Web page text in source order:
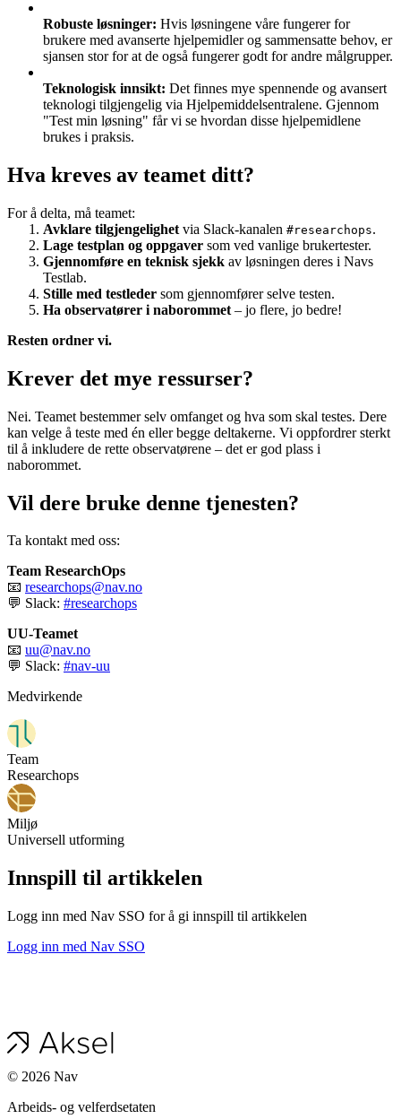
Robuste løsninger: Hvis løsningene våre fungerer for
brukere med avanserte hjelpemidler og sammensatte behov, er
sjansen stor for at de også fungerer godt for andre målgrupper.
Teknologisk innsikt: Det finnes mye spennende og avansert
teknologi tilgjengelig via Hjelpemiddelsentralene. Gjennom
"Test min løsning" får vi se hvordan disse hjelpemidlene
brukes i praksis.
Hva kreves av teamet ditt?
For å delta, må teamet:
Avklare tilgjengelighet via Slack-kanalen #researchops.
Lage testplan og oppgaver som ved vanlige brukertester.
Gjennomføre en teknisk sjekk av løsningen deres i Navs
Testlab.
Stille med testleder som gjennomfører selve testen.
Ha observatører i naborommet – jo flere, jo bedre!
Resten ordner vi.
Krever det mye ressurser?
Nei. Teamet bestemmer selv omfanget og hva som skal testes. Dere
kan velge å teste med én eller begge deltakerne. Vi oppfordrer sterkt
til å inkludere de rette observatørene – det er god plass i
naborommet.
Vil dere bruke denne tjenesten?
Ta kontakt med oss:
Team ResearchOps
📧 researchops@nav.no
💬 Slack: #researchops
UU-Teamet
📧 uu@nav.no
💬 Slack: #nav-uu
Medvirkende
Team
Researchops
Miljø
Universell utforming
Innspill til artikkelen
Logg inn med Nav SSO for å gi innspill til artikkelen
Logg inn med Nav SSO
© 2026 Nav
Arbeids- og velferdsetaten